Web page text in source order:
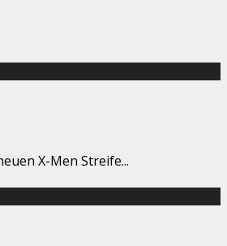
X-Men Streife...